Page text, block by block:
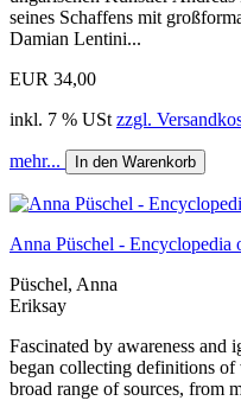
seines Schaffens mit
Damian Lentini...
EUR 34,00
inkl. 7 % USt zzgl.
mehr... In den Warenkorb
Anna Püschel - Encyclopedia
Püschel, Anna
Eriksay
Fascinated by awareness and
began collecting definitions
broad range of sources, from